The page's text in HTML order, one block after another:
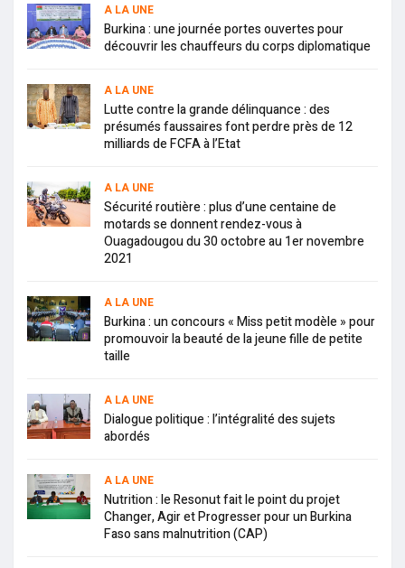
A LA UNE
Burkina : une journée portes ouvertes pour
découvrir les chauffeurs du corps diplomatique
A LA UNE
Lutte contre la grande délinquance : des
présumés faussaires font perdre près de 12
milliards de FCFA à l’Etat
A LA UNE
Sécurité routière : plus d’une centaine de
motards se donnent rendez-vous à
Ouagadougou du 30 octobre au 1er novembre
2021
A LA UNE
Burkina : un concours « Miss petit modèle » pour
promouvoir la beauté de la jeune fille de petite
taille
A LA UNE
Dialogue politique : l’intégralité des sujets
abordés
A LA UNE
Nutrition : le Resonut fait le point du projet
Changer, Agir et Progresser pour un Burkina
Faso sans malnutrition (CAP)